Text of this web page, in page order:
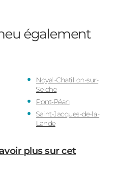
également
Noyal-Chatillon-sur-
Seiche
Pont-Péan
Saint-Jacques-de-la-
Lande
plus sur cet